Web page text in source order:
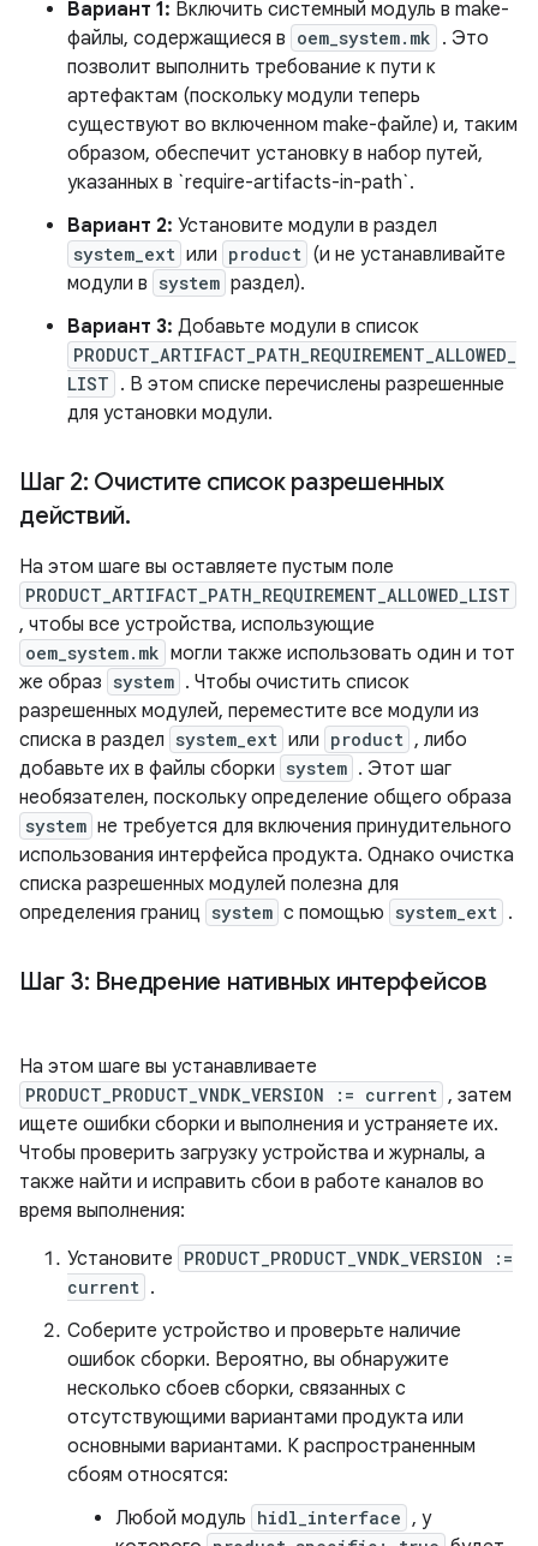
Вариант 1: Включить системный модуль в make-
файлы, содержащиеся в oem_system.mk . Это
позволит выполнить требование к пути к
артефактам (поскольку модули теперь
существуют во включенном make-файле) и, таким
образом, обеспечит установку в набор путей,
указанных в `require-artifacts-in-path`.
Вариант 2: Установите модули в раздел
system_ext или product (и не устанавливайте
модули в system раздел).
Вариант 3: Добавьте модули в список
PRODUCT_ARTIFACT_PATH_REQUIREMENT_ALLOWED_
LIST . В этом списке перечислены разрешенные
для установки модули.
Шаг 2: Очистите список разрешенных
действий.
На этом шаге вы оставляете пустым поле
PRODUCT_ARTIFACT_PATH_REQUIREMENT_ALLOWED_LIST
, чтобы все устройства, использующие
oem_system.mk могли также использовать один и тот
же образ system . Чтобы очистить список
разрешенных модулей, переместите все модули из
списка в раздел system_ext или product , либо
добавьте их в файлы сборки system . Этот шаг
необязателен, поскольку определение общего образа
system не требуется для включения принудительного
использования интерфейса продукта. Однако очистка
списка разрешенных модулей полезна для
определения границ system с помощью system_ext .
Шаг 3: Внедрение нативных интерфейсов
На этом шаге вы устанавливаете
PRODUCT_PRODUCT_VNDK_VERSION := current , затем
ищете ошибки сборки и выполнения и устраняете их.
Чтобы проверить загрузку устройства и журналы, а
также найти и исправить сбои в работе каналов во
время выполнения:
Установите PRODUCT_PRODUCT_VNDK_VERSION :=
current .
Соберите устройство и проверьте наличие
ошибок сборки. Вероятно, вы обнаружите
несколько сбоев сборки, связанных с
отсутствующими вариантами продукта или
основными вариантами. К распространенным
сбоям относятся:
Любой модуль hidl_interface , у